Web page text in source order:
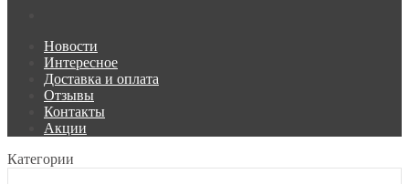
Новости
Интересное
Доставка и оплата
Отзывы
Контакты
Акции
Категории